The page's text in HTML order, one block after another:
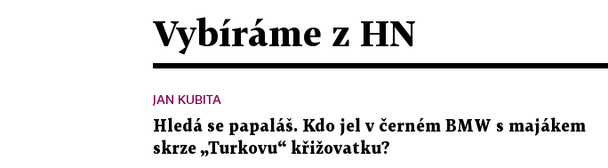
Vybíráme z HN
JAN KUBITA
Hledá se papaláš. Kdo jel v černém BMW s majákem
skrze „Turkovu“ křižovatku?